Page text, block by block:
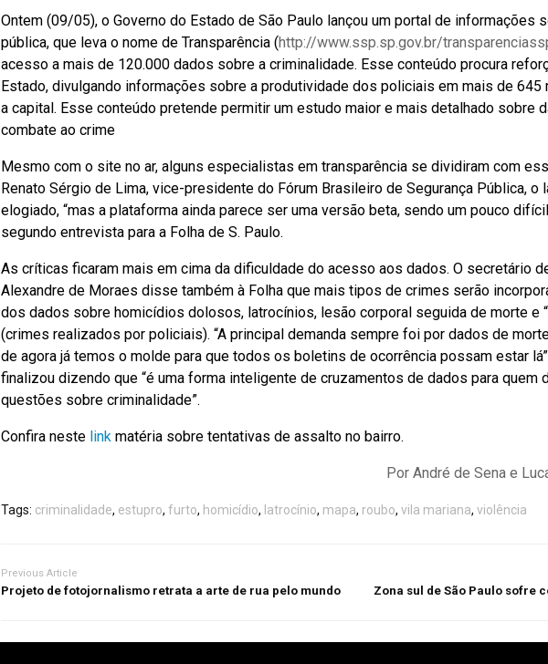
Ontem (09/05), o Governo do Estado de São Paulo lançou um portal de informações
pública, que leva o nome de Transparência (http://www.ssp.sp.gov.br/
acesso a mais de 120.000 dados sobre a criminalidade. Esse conteúdo procura
Estado, divulgando informações sobre a produtividade dos policiais em mais de 645
a capital. Esse conteúdo pretende permitir um estudo maior e mais detalhado sobre
combate ao crime
Mesmo com o site no ar, alguns especialistas em transparência se dividiram com
Renato Sérgio de Lima, vice-presidente do Fórum Brasileiro de Segurança Pública, o
elogiado, “mas a plataforma ainda parece ser uma versão beta, sendo um pouco
segundo entrevista para a Folha de S. Paulo.
As críticas ficaram mais em cima da dificuldade do acesso aos dados. O secretário
Alexandre de Moraes disse também à Folha que mais tipos de crimes serão
dos dados sobre homicídios dolosos, latrocínios, lesão corporal seguida de morte e
(crimes realizados por policiais). “A principal demanda sempre foi por dados de
de agora já temos o molde para que todos os boletins de ocorrência possam estar
finalizou dizendo que “é uma forma inteligente de cruzamentos de dados para quem
questões sobre criminalidade”.
Confira neste link matéria sobre tentativas de assalto no bairro.
Por André de Sena e
Tags: criminalidade, estupro, furto, homicídio, latrocínio, mapa, roubo, vila mariana, violência
Previous Article
Projeto de fotojornalismo retrata a arte de rua pelo mundo Zona sul de São Paulo sofre